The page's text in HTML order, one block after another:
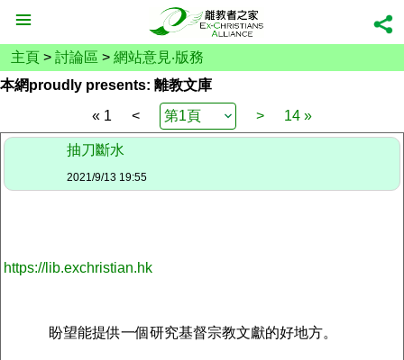
主頁 > 討論區 > 網站意見‧版務
本網proudly presents: 離教文庫
« 1
< > 14 »
抽刀斷水
2021/9/13 19:55
https://lib.exchristian.hk
盼望能提供一個研究基督宗教文獻的好地方。